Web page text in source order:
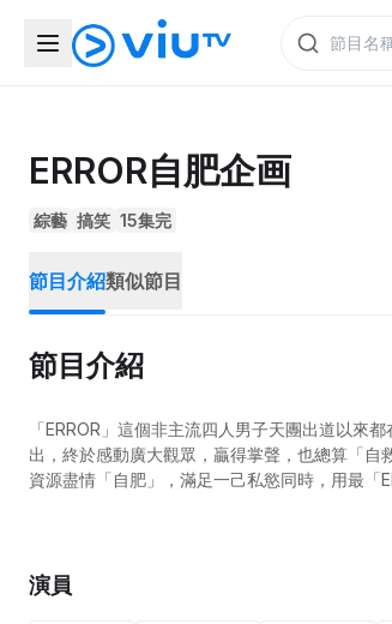
ERROR自肥企画
綜藝 搞笑 15集完
節目介紹類似節目
節目介紹
「ERROR」這個非主流四人男子天團出道以來
出，終於感動廣大觀眾，贏得掌聲，也總算「
資源盡情「自肥」，滿足一己私慾同時，用最「
演員